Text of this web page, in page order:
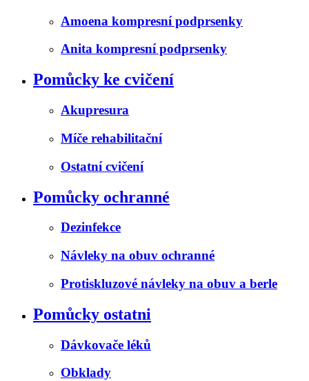
Amoena kompresní podprsenky
Anita kompresní podprsenky
Pomůcky ke cvičení
Akupresura
Míče rehabilitační
Ostatní cvičení
Pomůcky ochranné
Dezinfekce
Návleky na obuv ochranné
Protiskluzové návleky na obuv a berle
Pomůcky ostatni
Dávkovače léků
Obklady